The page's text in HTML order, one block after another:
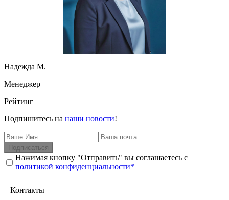
Надежда М.
Менеджер
Рейтинг
Подпишитесь на наши новости!
Подписаться
Нажимая кнопку "Отправить" вы соглашаетесь с
политикой конфиденциальности*
Контакты